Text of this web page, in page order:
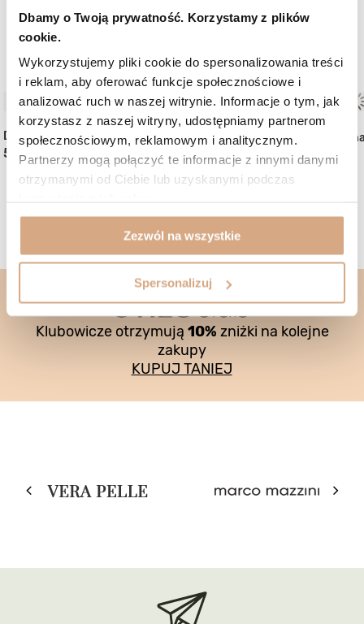
Dbamy o Twoją prywatność. Korzystamy z plików
cookie.
Wykorzystujemy pliki cookie do spersonalizowania treści
i reklam, aby oferować funkcje społecznościowe i
analizować ruch w naszej witrynie. Informacje o tym, jak
korzystasz z naszej witryny, udostępniamy partnerom
społecznościowym, reklamowym i analitycznym.
Partnerzy mogą połączyć te informacje z innymi danymi
otrzymanymi od Ciebie lub uzyskanymi podczas
Zezwól na wszystkie
Spersonalizuj
Mogą Ci się spodobać:
Duża skórzana torebka
599 zł
NOWOŚĆ
(1)
Duża torebka
589 zł
Klubowicze otrzymują 10% zniżki na kolejne
zakupy
KUPUJ TANIEJ